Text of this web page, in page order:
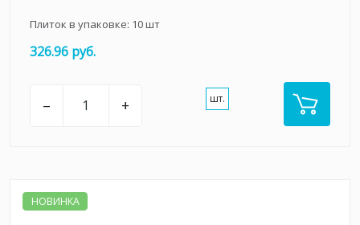
Плиток в упаковке: 10шт
326.96 руб.
– + шт.
НОВИНКА